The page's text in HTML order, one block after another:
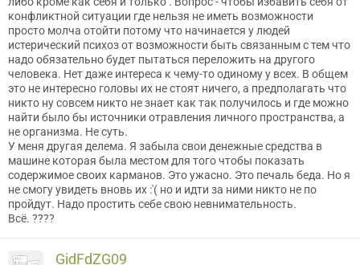
конфликтной ситуации где нельзя не иметь возможности
просто молча отойти потому что начинается у людей
истерический психоз от возможности быть связанным с тем что
надо обязательно будет пытаться переложить на другого
человека. Нет даже интереса к чему-то одиному у всех. В общем
это не интересно головы их не стоят ничего, а предполагать что
никто ну совсем никто не знает как так получилось и где можно
найти было бы источники отравления личного пространства, а
не организма. Не суть.
У меня другая делема. Я забыла свои денежные средства в
машине которая была местом для того чтобы показать
содержимое своих карманов. Это ужасно. Это печаль беда. Но я
не смогу увидеть вновь их :'( но и идти за ними никто не по
пройдут. Надо простить себе свою невнимательность.
Всё. ????
GidFdZG09